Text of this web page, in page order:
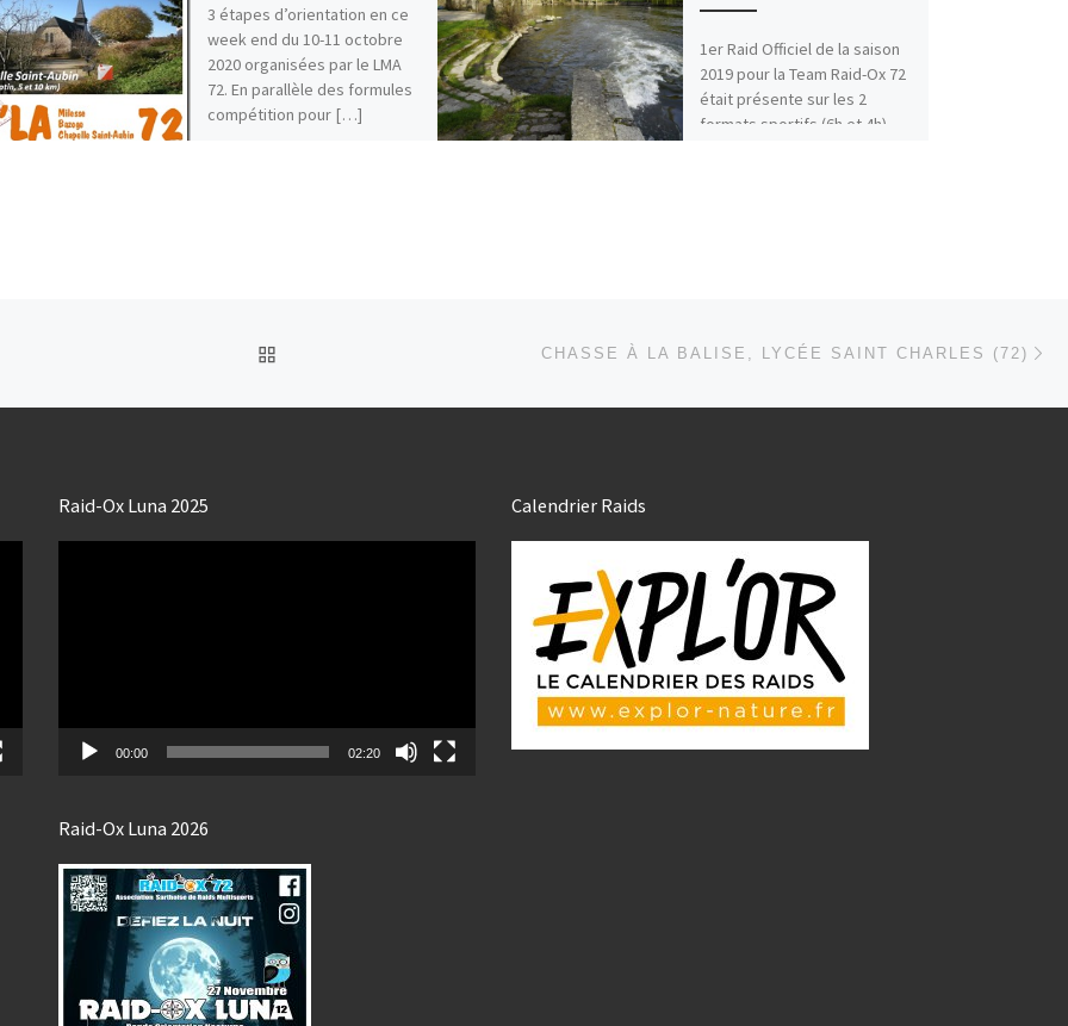
3 étapes d’orientation en ce
week end du 10-11 octobre
2020 organisées par le LMA
72. En parallèle des formules
compétition pour […]
1er Raid Officiel de la saison
2019 pour la Team Raid-Ox 72
était présente sur les 2
formats sportifs (6h et 4h)
RETOUR À LA LISTE DES ARTICLESCHASSE À LA BALISE, LYCÉE SAINT CHARLES (72)
Raid-Ox Luna 2025
00:00 02:20
Raid-Ox Luna 2026
Calendrier Raids